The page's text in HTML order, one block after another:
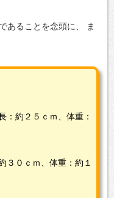
あることを念頭に、
ま
：約２５ｃｍ、体重：
３０ｃｍ、体重：約１